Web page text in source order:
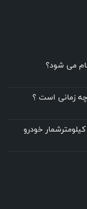
می شود؟
زمانی است ؟
خودرو